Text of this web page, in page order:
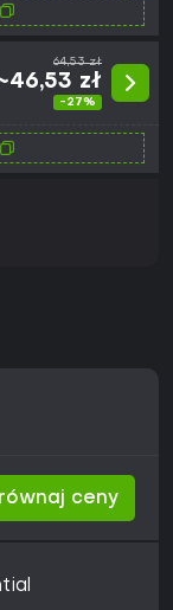
64,53 zł
zł
-27%
ceny